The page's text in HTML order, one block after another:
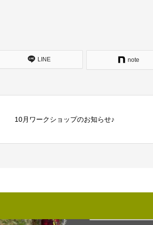
LINE note
10月ワークショップのお知らせ♪